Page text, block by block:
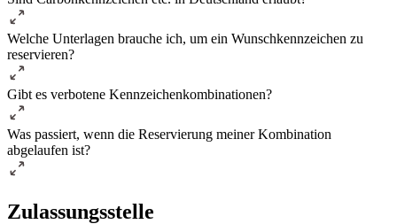
Welche Unterlagen brauche ich, um ein Wunschkennzeichen zu
reservieren?
Gibt es verbotene Kennzeichenkombinationen?
Was passiert, wenn die Reservierung meiner Kombination
abgelaufen ist?
Zulassungsstelle